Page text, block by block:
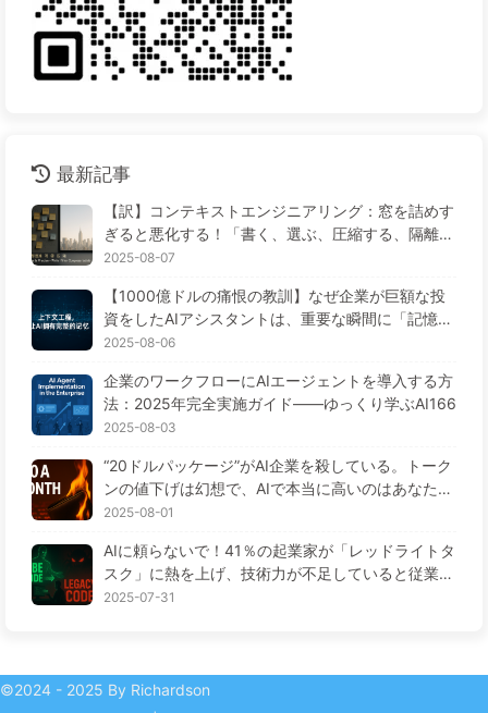
最新記事
【訳】コンテキストエンジニアリング：窓を詰めす
ぎると悪化する！「書く、選ぶ、圧縮する、隔離す
る」の4ステップで、毒を警戒し、干渉や混乱を防
AI170
2025-08-07
【1000億ドルの痛恨の教訓】なぜ企業が巨額な投
資をしたAIアシスタントは、重要な瞬間に「記憶喪
失」に陥り、競合他社は90%の性能向上を実現する
2025-08-06
企業のワークフローにAIエージェントを導入する方
法：2025年完全実施ガイド——ゆっくり学ぶAI166
2025-08-03
“20ドルパッケージ”がAI企業を殺している。トーク
ンの値下げは幻想で、AIで本当に高いのはあなたの
貪欲さ——ゆっくり学ぶAI164
2025-08-01
AIに頼らないで！41％の起業家が「レッドライトタ
スク」に熱を上げ、技術力が不足していると従業員
がさらに苦しむ— ゆっくり学ぶAI163
2025-07-31
©2024 - 2025 By Richardson